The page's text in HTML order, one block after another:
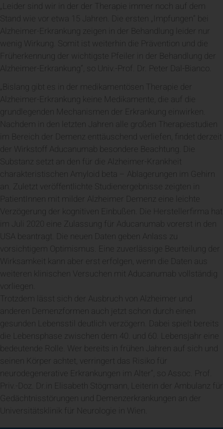
„Leider sind wir in der der Therapie immer noch auf dem
Stand wie vor etwa 15 Jahren. Die ersten „Impfungen“ bei
Alzheimer-Erkrankung zeigen in der Behandlung leider nur
wenig Wirkung. Somit ist weiterhin die Prävention und die
Früherkennung der wichtigste Pfeiler in der Behandlung der
Alzheimer-Erkrankung“, so Univ.-Prof. Dr. Peter Dal-Bianco.
„Bislang gibt es in der medikamentösen Therapie der
Alzheimer-Erkrankung keine Medikamente, die auf die
grundlegenden Mechanismen der Erkrankung einwirken.
Nachdem in den letzten Jahren alle großen Therapiestudien
im Bereich der Demenz enttäuschend verliefen, findet derzeit
der Wirkstoff Aducanumab besondere Beachtung. Die
Substanz setzt an den für die Alzheimer-Krankheit
charakteristischen Amyloid beta – Ablagerungen im Gehirn
an. Zuletzt veröffentlichte Studienergebnisse zeigten in
PatientInnen mit milder Alzheimer Demenz eine leichte
Verzögerung der kognitiven Einbußen. Die Herstellerfirma hat
im Juli 2020 eine Zulassung für Aducanumab vorerst in den
USA beantragt. Die neuen Daten geben Anlass zu
vorsichtigem Optimismus. Eine zuverlässige Beurteilung der
Wirksamkeit kann aber erst erfolgen, wenn die Daten aus
weiteren klinischen Versuchen mit Aducanumab vollständig
vorliegen.
Trotzdem lässt sich der Ausbruch von Alzheimer und
anderen Demenzformen auch jetzt schon durch einen
gesunden Lebensstil deutlich verzögern. Dabei spielt bereits
die Lebensphase zwischen dem 40. und 60. Lebensjahr eine
bedeutende Rolle. Wer bereits in frühen Jahren auf sich und
seinen Körper achtet, verringert das Risiko für
neurodegenerative Erkrankungen im Alter“, so Assoc. Prof.
Priv.-Doz. Dr.in Elisabeth Stögmann, Leiterin der Ambulanz für
Gedächtnisstörungen und Demenzerkrankungen an der
Universitätsklinik für Neurologie in Wien.